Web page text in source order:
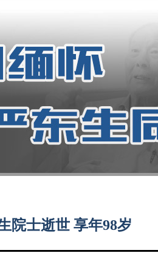
院士逝世 享年98岁